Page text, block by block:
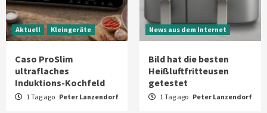
Aktuell Kleingeräte
Caso ProSlim
ultraflaches
Induktions-Kochfeld
1 Tag ago Peter Lanzendorf
News aus dem Internet
Bild hat die besten
Heißluftfritteusen
getestet
1 Tag ago Peter Lanzendorf